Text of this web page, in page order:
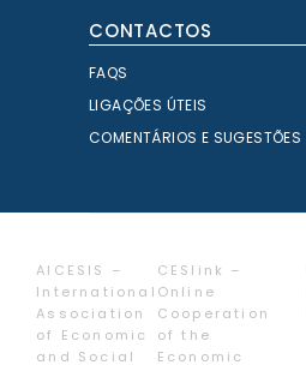
CONTACTOS
FAQS
LIGAÇÕES ÚTEIS
COMENTÁRIOS E SUGESTÕES
AICESIS –
International
Association
of Economic
and Social
CESlink –
Online
Cooperation
of the
Economic